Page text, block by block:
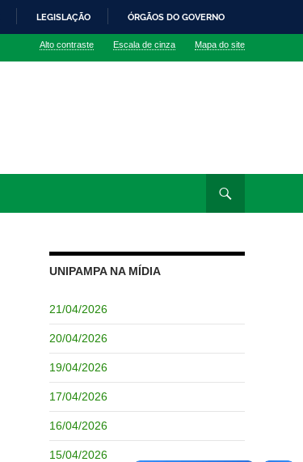
LEGISLAÇÃO ÓRGÃOS DO GOVERNO
Alto contraste Escala de cinza Mapa do site
UNIPAMPA NA MÍDIA
21/04/2026
20/04/2026
19/04/2026
17/04/2026
16/04/2026
15/04/2026